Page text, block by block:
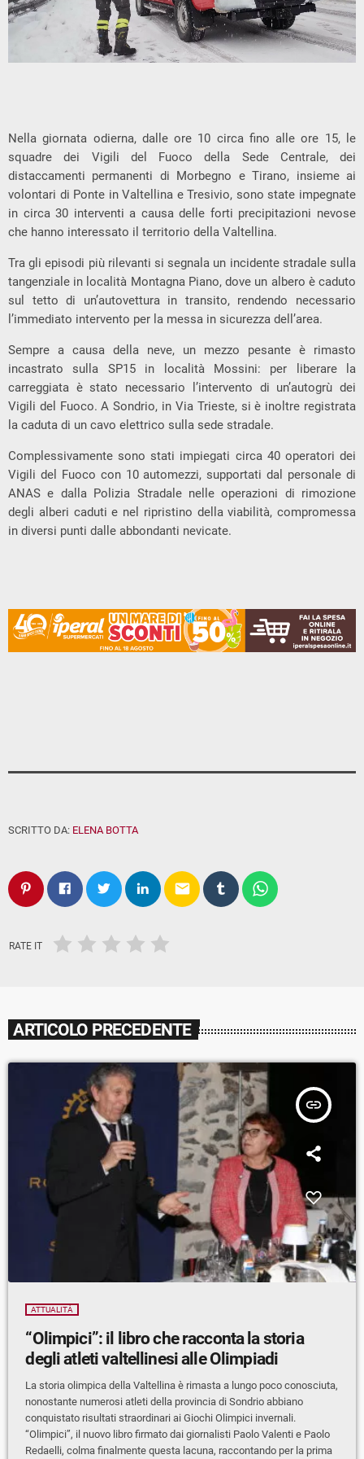
Nella giornata odierna, dalle ore 10 circa fino alle ore 15, le
squadre dei Vigili del Fuoco della Sede Centrale, dei
distaccamenti permanenti di Morbegno e Tirano, insieme ai
volontari di Ponte in Valtellina e Tresivio, sono state impegnate
in circa 30 interventi a causa delle forti precipitazioni nevose
che hanno interessato il territorio della Valtellina.
Tra gli episodi più rilevanti si segnala un incidente stradale sulla
tangenziale in località Montagna Piano, dove un albero è caduto
sul tetto di un’autovettura in transito, rendendo necessario
l’immediato intervento per la messa in sicurezza dell’area.
Sempre a causa della neve, un mezzo pesante è rimasto
incastrato sulla SP15 in località Mossini: per liberare la
carreggiata è stato necessario l’intervento di un’autogrù dei
Vigili del Fuoco. A Sondrio, in Via Trieste, si è inoltre registrata
la caduta di un cavo elettrico sulla sede stradale.
Complessivamente sono stati impiegati circa 40 operatori dei
Vigili del Fuoco con 10 automezzi, supportati dal personale di
ANAS e dalla Polizia Stradale nelle operazioni di rimozione
degli alberi caduti e nel ripristino della viabilità, compromessa
in diversi punti dalle abbondanti nevicate.
SCRITTO DA: ELENA BOTTA
email
RATE IT
ARTICOLO PRECEDENTE
insert_link
ATTUALITÀ
“Olimpici”: il libro che racconta la storia
degli atleti valtellinesi alle Olimpiadi
La storia olimpica della Valtellina è rimasta a lungo poco conosciuta,
nonostante numerosi atleti della provincia di Sondrio abbiano
conquistato risultati straordinari ai Giochi Olimpici invernali.
“Olimpici”, il nuovo libro firmato dai giornalisti Paolo Valenti e Paolo
Redaelli, colma finalmente questa lacuna, raccontando per la prima